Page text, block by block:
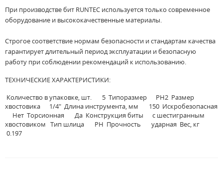
При производстве бит RUNTEC используется только современное
оборудование и высококачественные материалы.
Строгое соответствие нормам безопасности и стандартам качества
гарантирует длительный период эксплуатации и безопасную
работу при соблюдении рекомендаций к использованию.
ТЕХНИЧЕСКИЕ ХАРАКТЕРИСТИКИ:
Количество в упаковке, шт. 5 Типоразмер PH2 Размер
хвостовика 1/4" Длина инструмента, мм 150 Искробезопасная
Нет Торсионная Да Конструкция биты с шестигранным
хвостовиком Тип шлица PH Прочность ударная Вес, кг
0.197